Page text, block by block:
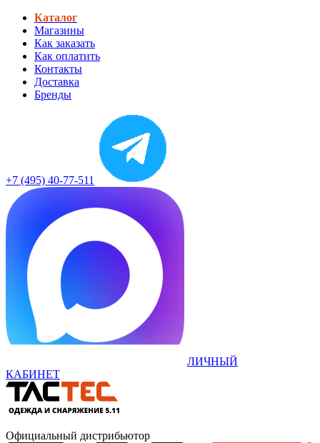
Каталог
Магазины
Как заказать
Как оплатить
Контакты
Доставка
Бренды
+7 (495) 40-77-511
ЛИЧНЫЙ
КАБИНЕТ
Официальный дистрибьютор